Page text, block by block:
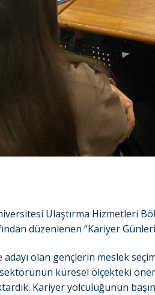
Ulaştırma Hizmetleri
düzenlenen “Kariyer
olan gençlerin meslek
sektörünün küresel ölçekteki
Kariyer yolculuğunun